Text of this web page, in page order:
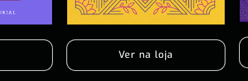
Ver na loja